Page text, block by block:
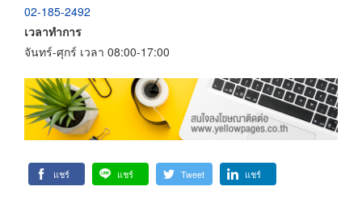
02-185-2492
เวลาทำการ
จันทร์-ศุกร์ เวลา 08:00-17:00
แชร์ แชร์ Tweet แชร์